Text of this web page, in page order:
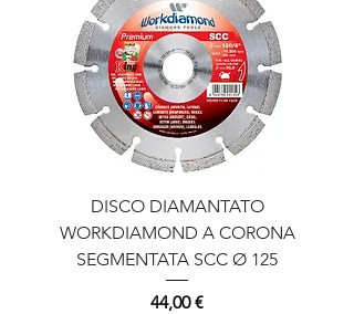
DISCO DIAMANTATO
WORKDIAMOND A CORONA
SEGMENTATA SCC Ø 125
Prezzo
44,00 €